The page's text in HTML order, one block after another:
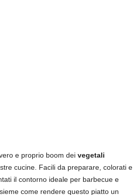
e proprio boom dei vegetali
cucine. Facili da preparare, colorati e
il contorno ideale per barbecue e
come rendere questo piatto un